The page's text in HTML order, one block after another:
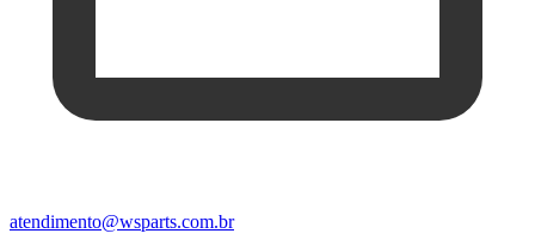
atendimento@wsparts.com.br